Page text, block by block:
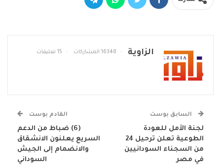
الزاوية 16348 المشاركات 15 تعليقات
السابق بوست
لجنة الأمل للعودة
الطوعية تعلن ترحيل 24
من السجناء السودانيين
في مصر
القادم بوست
(6) ضباط من الدعم
السريع يعلنون الانشقاق
والانضمام إلى الجيش
السوداني